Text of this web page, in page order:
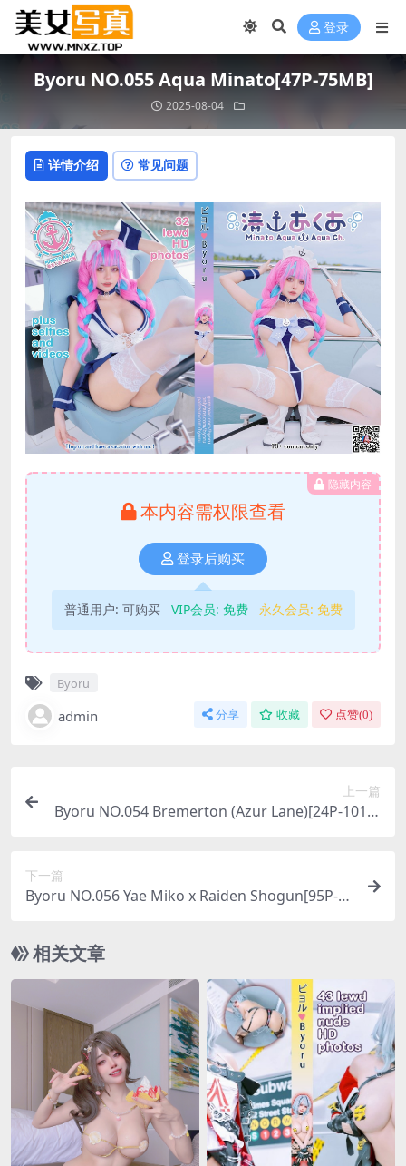
登录
Byoru NO.055 Aqua Minato[47P-75MB]
2025-08-04
详情介绍 常见问题
隐藏内容
本内容需权限查看
登录后购买
普通用户: 可购买 VIP会员: 免费 永久会员: 免费
Byoru
admin 分享 收藏 点赞(0)
上一篇
Byoru NO.054 Bremerton (Azur Lane)[24P-101M
下一篇
Byoru NO.056 Yae Miko x Raiden Shogun[95P-2
相关文章